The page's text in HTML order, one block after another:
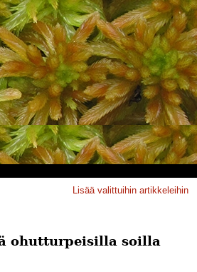
Lisää valittuihin artikkeleihin
ohutturpeisilla soilla